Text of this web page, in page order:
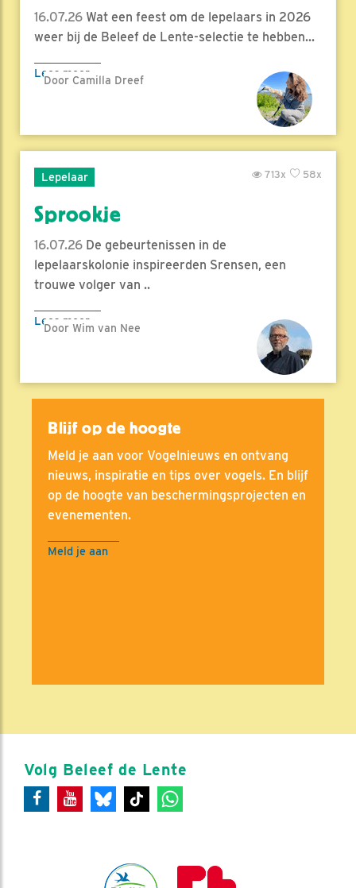
16.07.26 Wat een feest om de lepelaars in 2026
weer bij de Beleef de Lente-selectie te hebben...
Lees meer
Door Camilla Dreef
Lepelaar 58x
713x
Sprookje
16.07.26 De gebeurtenissen in de
lepelaarskolonie inspireerden Srensen, een
trouwe volger van ..
Lees meer
Door Wim van Nee
Blijf op de hoogte
Meld je aan voor Vogelnieuws en ontvang
nieuws, inspiratie en tips over vogels. En blijf
op de hoogte van beschermingsprojecten en
evenementen.
Meld je aan
Volg Beleef de Lente